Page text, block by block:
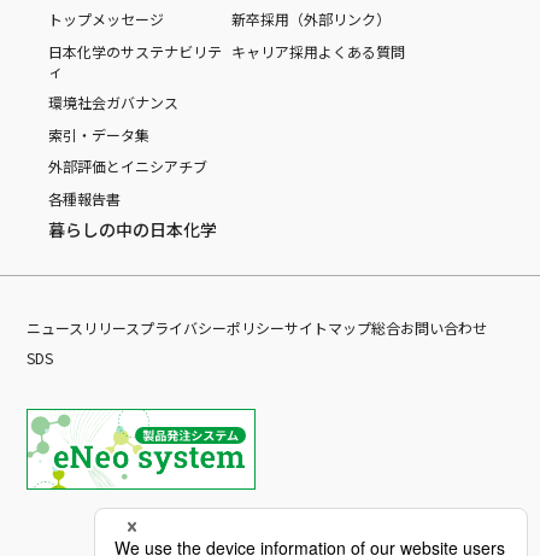
トップメッセージ
日本化学のサステナビリテ
ィ
環境社会ガバナンス
索引・データ集
外部評価とイニシアチブ
各種報告書
新卒採用（外部リンク）
キャリア採用よくある質問
暮らしの中の日本化学
ニュースリリースプライバシーポリシーサイトマップ総合お問い合わせ
SDS